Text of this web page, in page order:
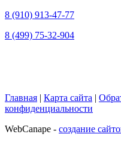
8 (910) 913-47-77
8 (499) 75-32-904
Главная | Карта сайта |
конфиденциальности
WebCanape - создание